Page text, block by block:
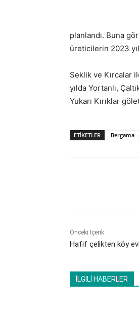
planlandı. Buna
üreticilerin 2023
Seklik ve Kırcalar
yılda Yortanlı,
Yukarı Kırıklar
ETİKETLER Bergama
Önceki İçerik
Hafif çelikten köy
İLGİLİ HABERLER